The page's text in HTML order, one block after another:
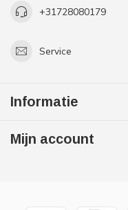
+31728080179
Service
Informatie
Mijn account